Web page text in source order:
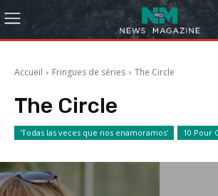
Accueil Fringues de séries The Circle
The Circle
'Todas las veces que nos enamoramos' 10 Pour